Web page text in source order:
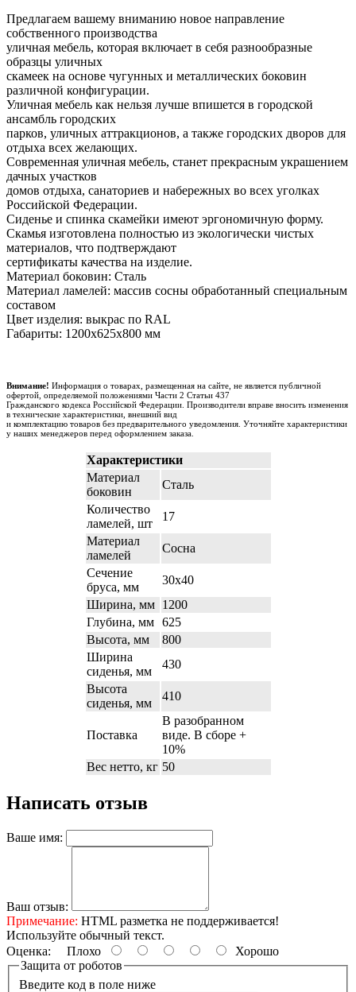
Предлагаем вашему вниманию новое направление
собственного производства
уличная мебель, которая включает в себя разнообразные
образцы уличных
скамеек на основе чугунных и металлических боковин
различной конфигурации.
Уличная мебель как нельзя лучше впишется в городской
ансамбль городских
парков, уличных аттракционов, а также городских дворов для
отдыха всех желающих.
Современная уличная мебель, станет прекрасным украшением
дачных участков
домов отдыха, санаториев и набережных во всех уголках
Российской Федерации.
Сиденье и спинка скамейки имеют эргономичную форму.
Скамья изготовлена полностью из экологически чистых
материалов, что подтверждают
сертификаты качества на изделие.
Материал боковин: Сталь
Материал ламелей: массив сосны обработанный специальным
составом
Цвет изделия: выкрас по RAL
Габариты: 1200х625х800 мм
Внимание! Информация о товарах, размещенная на сайте, не является публичной
офертой, определяемой положениями Части 2 Статьи 437
Гражданского кодекса Российской Федерации. Производители вправе вносить изменения
в технические характеристики, внешний вид
и комплектацию товаров без предварительного уведомления. Уточняйте характеристики
у наших менеджеров перед оформлением заказа.
Характеристики
Материал
боковин
Сталь
Количество
ламелей, шт
17
Материал
ламелей
Сосна
Сечение
бруса, мм
30х40
Ширина, мм
1200
Глубина, мм
625
Высота, мм
800
Ширина
сиденья, мм
430
Высота
сиденья, мм
410
Поставка
В разобранном
виде. В сборе +
10%
Вес нетто, кг 50
Написать отзыв
Ваше имя:
Ваш отзыв:
Примечание: HTML разметка не поддерживается!
Используйте обычный текст.
Оценка: Плохо
Хорошо
Защита от роботов
Введите код в поле ниже